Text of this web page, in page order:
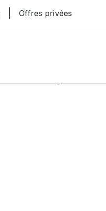
Offres privées